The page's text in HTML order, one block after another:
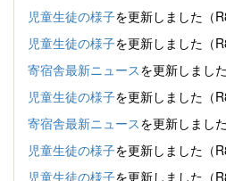
児童生徒の様子を更新しました（
児童生徒の様子を更新しました（
寄宿舎最新ニュースを更新しまし
児童生徒の様子を更新しました（
寄宿舎最新ニュースを更新しまし
児童生徒の様子を更新しました（
児童生徒の様子を更新しました（